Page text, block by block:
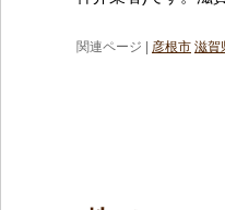
関連ページ | 彦根市 滋賀